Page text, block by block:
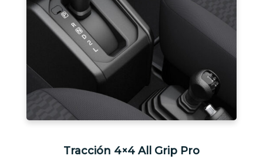
Tracción 4×4 All Grip Pro